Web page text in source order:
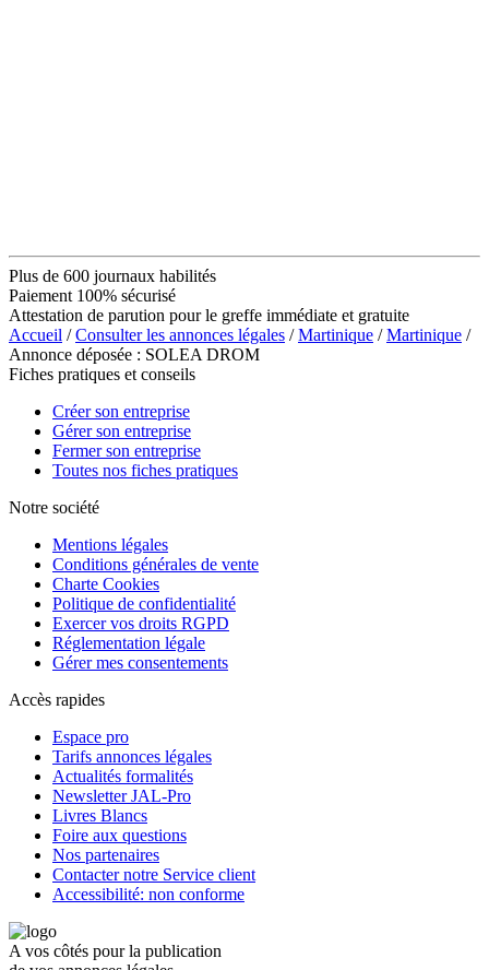
Plus de 600 journaux habilités
Paiement 100% sécurisé
Attestation de parution pour le greffe immédiate et gratuite
Accueil /Consulter les annonces légales /Martinique /Martinique /
Annonce déposée : SOLEA DROM
Fiches pratiques et conseils
Créer son entreprise
Gérer son entreprise
Fermer son entreprise
Toutes nos fiches pratiques
Notre société
Mentions légales
Conditions générales de vente
Charte Cookies
Politique de confidentialité
Exercer vos droits RGPD
Réglementation légale
Gérer mes consentements
Accès rapides
Espace pro
Tarifs annonces légales
Actualités formalités
Newsletter JAL-Pro
Livres Blancs
Foire aux questions
Nos partenaires
Contacter notre Service client
Accessibilité: non conforme
A vos côtés pour la publication